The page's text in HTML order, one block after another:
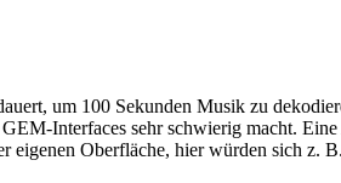
um 100 Sekunden Musik zu
Interfaces sehr schwierig macht.
Oberfläche, hier würden sich